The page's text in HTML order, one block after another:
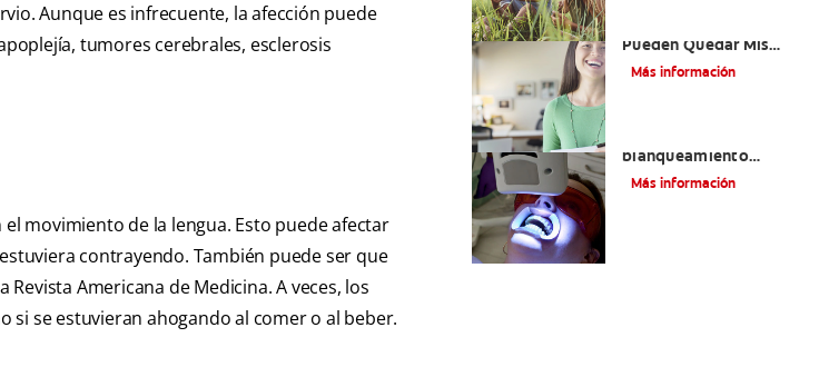
Aunque es infrecuente, la afección puede
tumores cerebrales, esclerosis
movimiento de la lengua. Esto puede afectar
contrayendo. También puede ser que
Americana de Medicina. A veces, los
se estuvieran ahogando al comer o al beber.
Pueden Quedar Mis
Dientes?
Más información
blanqueamiento
dental con rayos UV?
Más información